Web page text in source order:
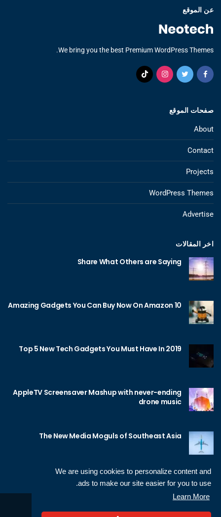
We are using cookies to personalize content and
ads to make our site easier for you to use.
Learn More
عن الموقع
We bring you the best Premium WordPress Themes.
صفحات الموقع
About
Contact
Projects
WordPress Themes
Advertise
اخر المقالات
Share What Others are Saying
10 Amazing Gadgets You Can Buy Now On Amazon
Top 5 New Tech Gadgets You Must Have In 2019
AppleTV Screensaver Mashup with never-ending
drone music
The New Media Moguls of Southeast Asia
Sameh Gamal